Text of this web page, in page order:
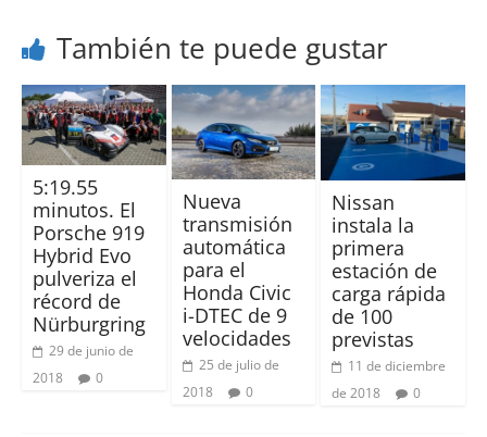
También te puede gustar
5:19.55
minutos. El
Porsche 919
Hybrid Evo
pulveriza el
récord de
Nürburgring
29 de junio de
2018
0
Nueva
transmisión
automática
para el
Honda Civic
i-DTEC de 9
velocidades
25 de julio de
2018
0
Nissan
instala la
primera
estación de
carga rápida
de 100
previstas
11 de diciembre
de 2018
0